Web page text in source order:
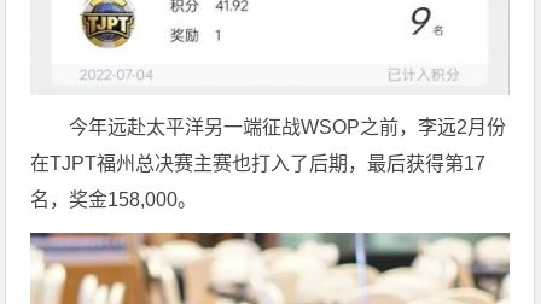
今年远赴太平洋另一端征战WSOP之前，李远2月份
在TJPT福州总决赛主赛也打入了后期，最后获得第17
名，奖金158,000。